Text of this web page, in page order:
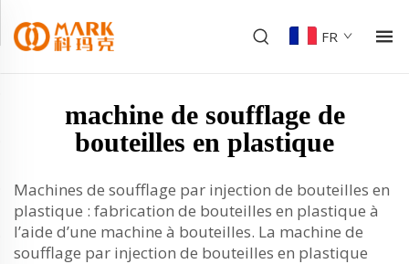
FR
machine de soufflage de
bouteilles en plastique
Machines de soufflage par injection de bouteilles en
plastique : fabrication de bouteilles en plastique à
l’aide d’une machine à bouteilles. La machine de
soufflage par injection de bouteilles en plastique